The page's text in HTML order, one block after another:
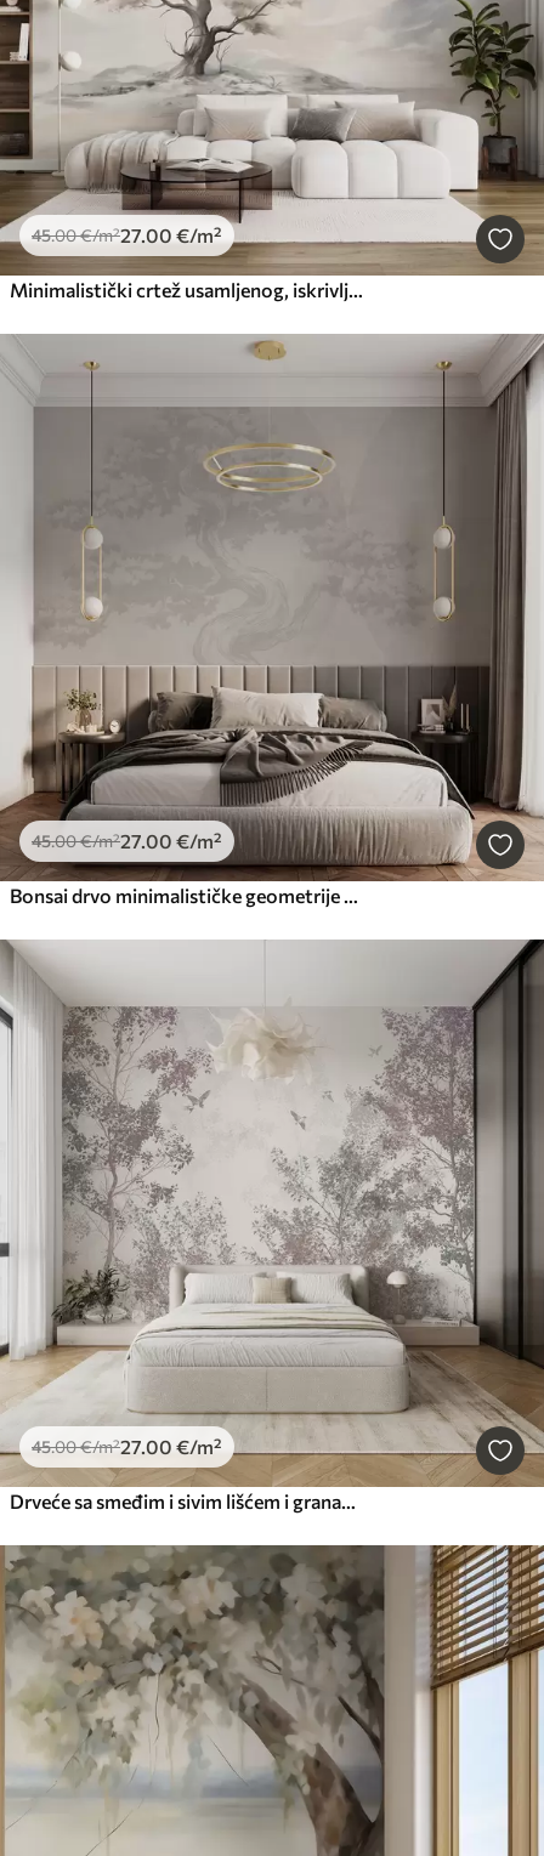
45.00€/m²27.00 €/m²
Minimalistički crtež usamljenog, iskrivljenog stabla u pustom, stjenovitom krajoliku s planinama u pozadini
45.00€/m²27.00 €/m²
Bonsai drvo minimalističke geometrije grunge pozadine
45.00€/m²27.00 €/m²
Drveće sa smeđim i sivim lišćem i granama s pticama koje lete nebom, bijela pozadina